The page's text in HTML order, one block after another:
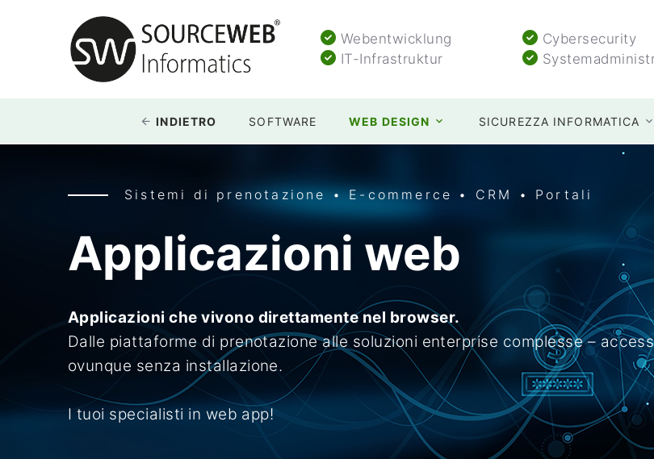
Webentwicklung
IT-Infrastruktur
Cybersecurity
INDIETRO SOFTWARE WEB DESIGN SICUREZZA INFORMATICA
Sistemi di prenotazione • E-commerce • CRM • Portali
Applicazioni web
Applicazioni che vivono direttamente nel browser.
Dalle piattaforme di prenotazione alle soluzioni enterprise complesse –
ovunque senza installazione.
I tuoi specialisti in web app!